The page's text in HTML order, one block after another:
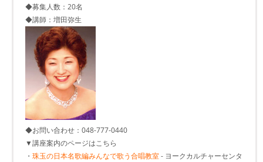
◆募集人数：20名
◆講師：増田弥生
◆お問い合わせ：048-777-0440
▼講座案内のページはこちら
・ 珠玉の日本名歌編みんなで歌う合唱教室- ヨークカルチャーセンタ